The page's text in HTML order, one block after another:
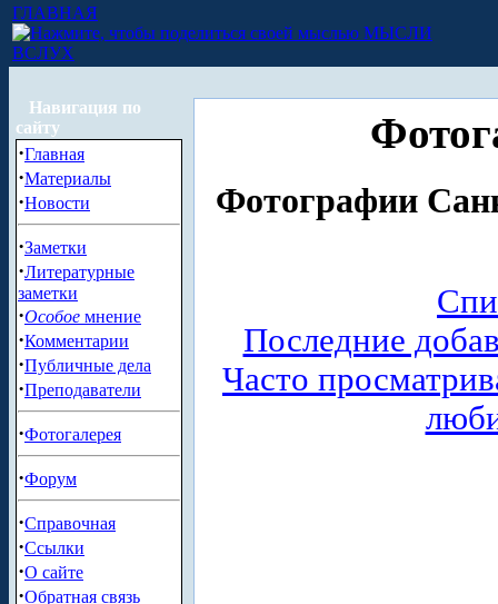
ГЛАВНАЯ
МЫСЛИ
ВСЛУХ
Навигация по
сайту
·Главная
·Материалы
·Новости
·Заметки
·Литературные
заметки
·Особое мнение
·Комментарии
·Публичные дела
·Преподаватели
·Фотогалерея
·Форум
·Справочная
·Ссылки
·О сайте
·Обратная связь
Фотографии
Последние
Часто